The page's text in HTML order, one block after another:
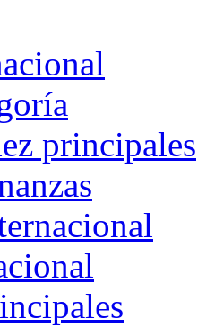
principales